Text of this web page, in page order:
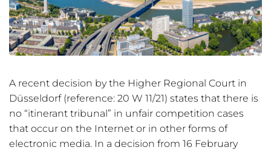
A recent decision by the Higher Regional Court in
Düsseldorf (reference: 20 W 11/21) states that there is
no “itinerant tribunal” in unfair competition cases
that occur on the Internet or in other forms of
electronic media. In a decision from 16 February